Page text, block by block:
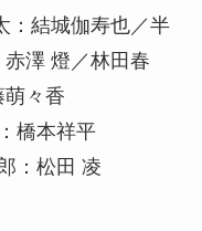
：結城伽寿也／半
澤 燈／林田春
々香
橋本祥平
：松田 凌